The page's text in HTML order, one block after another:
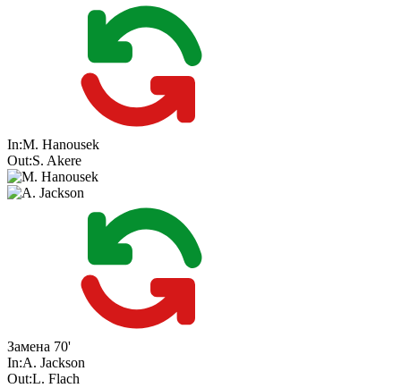
In:M. Hanousek
Out:S. Akere
Замена 70'
In:A. Jackson
Out:L. Flach